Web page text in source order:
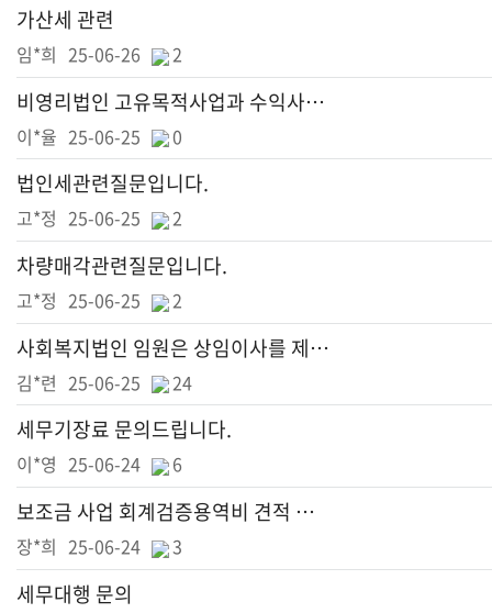
가산세 관련
임*희 25-06-26 2
비영리법인 고유목적사업과 수익사업 구분
이*율 25-06-25 0
법인세관련질문입니다.
고*정 25-06-25 2
차량매각관련질문입니다.
고*정 25-06-25 2
사회복지법인 임원은 상임이사를 제외하고 모두 명예직인가요?
김*련 25-06-25 24
세무기장료 문의드립니다.
이*영 25-06-24 6
보조금 사업 회계검증용역비 견적 문의
장*희 25-06-24 3
세무대행 문의